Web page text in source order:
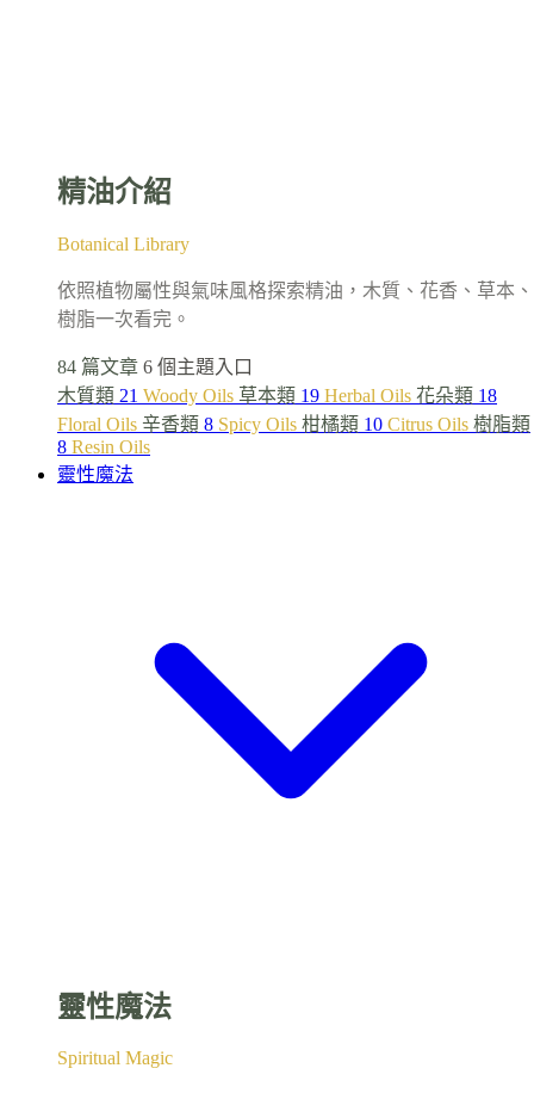
精油介紹
Botanical Library
依照植物屬性與氣味風格探索精油，木質、花香、草本、
樹脂一次看完。
84 篇文章 6 個主題入口
木質類 21 Woody Oils 草本類 19 Herbal Oils 花朵類 18
Floral Oils 辛香類 8 Spicy Oils 柑橘類 10 Citrus Oils 樹脂類
8 Resin Oils
靈性魔法
靈性魔法
Spiritual Magic